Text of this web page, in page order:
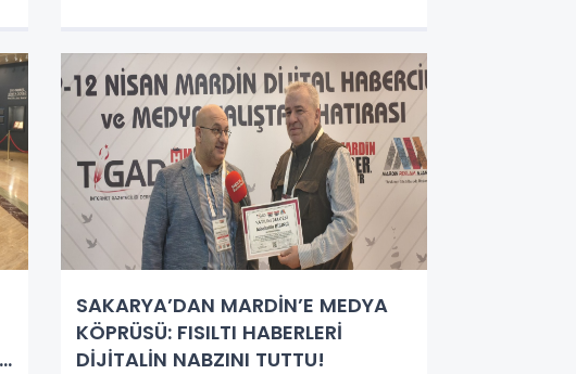
SAKARYA’DAN MARDİN’E MEDYA
KÖPRÜSÜ: FISILTI HABERLERİ
DİJİTALİN NABZINI TUTTU!